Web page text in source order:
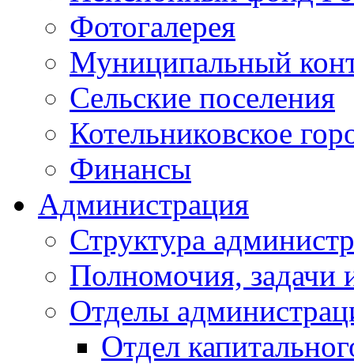
Фотогалерея
Муниципальный
Сельские поселения
Котельниковское
Финансы
Администрация
Структура
Полномочия, задачи
Отделы
Отдел